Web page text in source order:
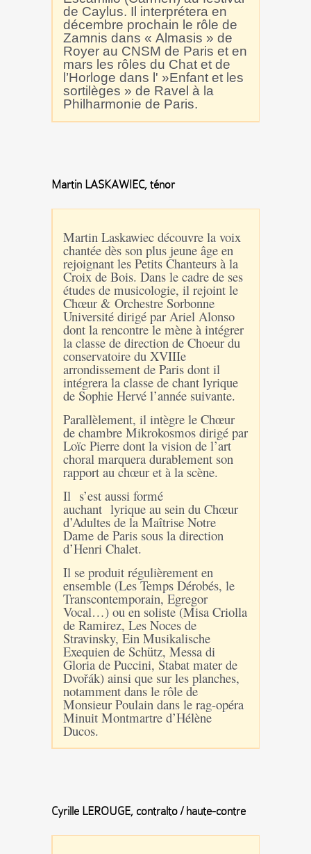
de Caylus. Il interprétera en
décembre prochain le rôle de
Zamnis dans « Almasis » de
Royer au CNSM de Paris et en
mars les rôles du Chat et de
l’Horloge dans l' »Enfant et les
sortilèges » de Ravel à la
Philharmonie de Paris.
Martin LASKAWIEC, ténor
Martin Laskawiec découvre la voix
chantée dès son plus jeune âge en
rejoignant les Petits Chanteurs à la
Croix de Bois. Dans le cadre de ses
études de musicologie, il rejoint le
Chœur & Orchestre Sorbonne
Université dirigé par Ariel Alonso
dont la rencontre le mène à intégrer
la classe de direction de Choeur du
conservatoire du XVIIIe
arrondissement de Paris dont il
intégrera la classe de chant lyrique
de Sophie Hervé l’année suivante.
Parallèlement, il intègre le Chœur
de chambre Mikrokosmos dirigé par
Loïc Pierre dont la vision de l’art
choral marquera durablement son
rapport au chœur et à la scène.
Il s’est aussi formé
auchant lyrique au sein du Chœur
d’Adultes de la Maîtrise Notre
Dame de Paris sous la direction
d’Henri Chalet.
Il se produit régulièrement en
ensemble (Les Temps Dérobés, le
Transcontemporain, Egregor
Vocal…) ou en soliste (Misa Criolla
de Ramirez, Les Noces de
Stravinsky, Ein Musikalische
Exequien de Schütz, Messa di
Gloria de Puccini, Stabat mater de
Dvořák) ainsi que sur les planches,
notamment dans le rôle de
Monsieur Poulain dans le rag-opéra
Minuit Montmartre d’Hélène
Ducos.
Cyrille LEROUGE, contralto / haute-contre